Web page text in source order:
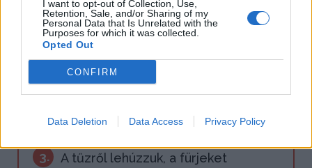
I want to opt-out of Collection, Use,
Retention, Sale, and/or Sharing of my
Personal Data that Is Unrelated with the
Purposes for which it was collected.
Opted Out
CONFIRM
Data Deletion Data Access Privacy Policy
2.
A kakukkfűvel meg a babérlevéllel
fűszerezzük. 2 deci vizet öntünk alá,
és kis lángon, lefödve 15 percig
3.
A tűzről lehúzzuk, a fürjeket